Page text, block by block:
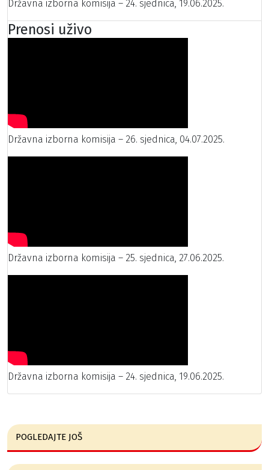
Državna izborna komisija – 24. sjednica, 19.06.2025.
Prenosi uživo
Državna izborna komisija – 26. sjednica, 04.07.2025.
Državna izborna komisija – 25. sjednica, 27.06.2025.
Državna izborna komisija – 24. sjednica, 19.06.2025.
POGLEDAJTE JOŠ